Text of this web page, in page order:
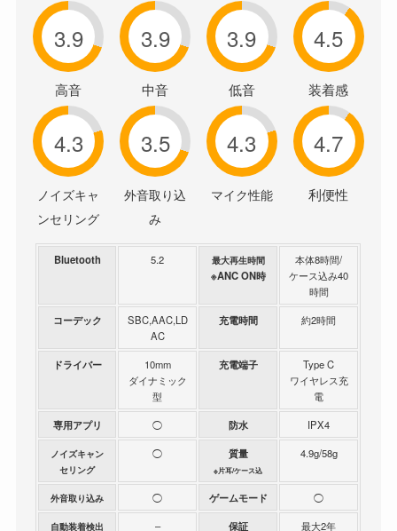
3.9
高音
3.9
中音
3.9
低音
4.5
装着感
4.3
ノイズキャ
ンセリング
3.5
外音取り込
み
4.3
マイク性能
4.7
利便性
Bluetooth 5.2 最大再生時間
※ANC ON時
本体8時間/
ケース込み40
時間
コーデック
SBC,AAC,LD
AC
充電時間 約2時間
ドライバー
10mm
ダイナミック
型
充電端子
Type C
ワイヤレス充
電
専用アプリ
◯ 防水 IPX4
ノイズキャン
セリング
◯ 質量
※片耳/ケース込
4.9g/58g
外音取り込み ◯ ゲームモード ◯
自動装着検出 – 保証
最大2年